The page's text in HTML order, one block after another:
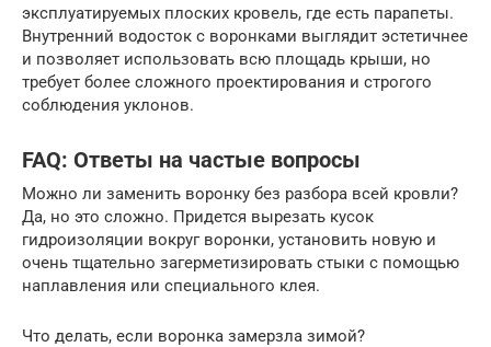
эксплуатируемых плоских кровель, где есть парапеты.
Внутренний водосток с воронками выглядит эстетичнее
и позволяет использовать всю площадь крыши, но
требует более сложного проектирования и строгого
соблюдения уклонов.
FAQ: Ответы на частые вопросы
Можно ли заменить воронку без разбора всей кровли?
Да, но это сложно. Придется вырезать кусок
гидроизоляции вокруг воронки, установить новую и
очень тщательно загерметизировать стыки с помощью
наплавления или специального клея.
Что делать, если воронка замерзла зимой?